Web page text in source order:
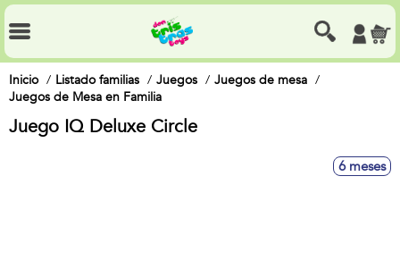
Inicio Listado familias Juegos
Juegos de mesa
Juegos de Mesa en Familia
Juego IQ Deluxe Circle
6 meses